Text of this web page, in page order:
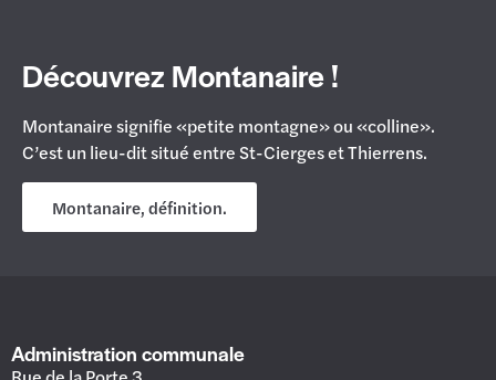
Découvrez Montanaire !
Montanaire signifie «petite montagne» ou «colline».
C’est un lieu-dit situé entre St-Cierges et Thierrens.
Montanaire, définition.
Administration communale